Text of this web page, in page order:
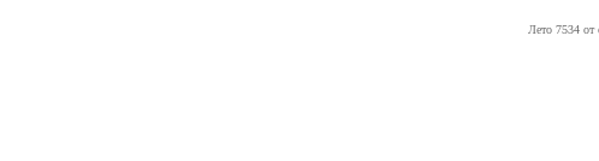
Лето 7534 от